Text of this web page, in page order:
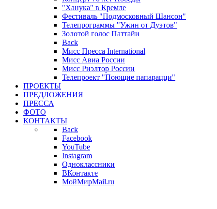
"Ханука" в Кремле
Фестиваль "Подмосковный Шансон"
Телепрограммы "Ужин от Дуэтов"
Золотой голос Паттайи
Back
Мисс Пресса International
Мисс Авиа России
Мисс Риэлтор России
Телепроект "Поющие папарацци"
ПРОЕКТЫ
ПРЕДЛОЖЕНИЯ
ПРЕССА
ФОТО
КОНТАКТЫ
Back
Facebook
YouTube
Instagram
Одноклассники
ВКонтакте
МойМирMail.ru